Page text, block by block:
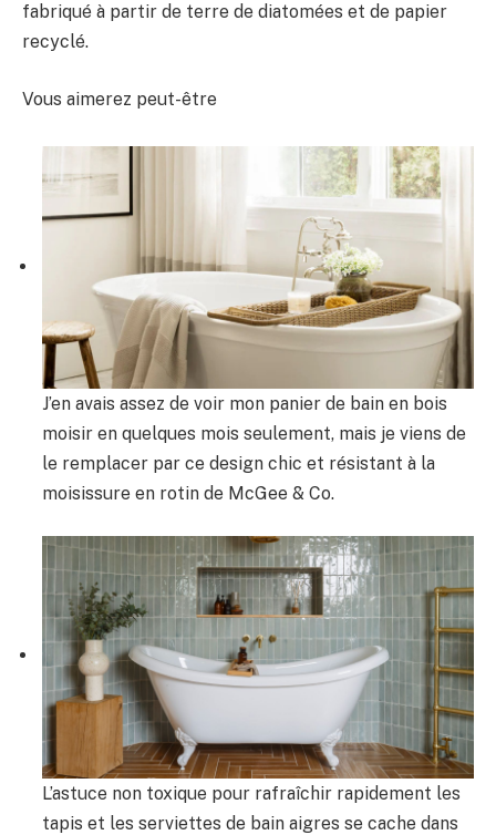
fabriqué à partir de terre de diatomées et de papier
recyclé.
Vous aimerez peut-être
J’en avais assez de voir mon panier de bain en bois
moisir en quelques mois seulement, mais je viens de
le remplacer par ce design chic et résistant à la
moisissure en rotin de McGee & Co.
L’astuce non toxique pour rafraîchir rapidement les
tapis et les serviettes de bain aigres se cache dans